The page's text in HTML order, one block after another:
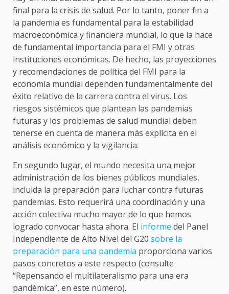
final para la crisis de salud. Por lo tanto, poner fin a
la pandemia es fundamental para la estabilidad
macroeconómica y financiera mundial, lo que la hace
de fundamental importancia para el FMI y otras
instituciones económicas. De hecho, las proyecciones
y recomendaciones de política del FMI para la
economía mundial dependen fundamentalmente del
éxito relativo de la carrera contra el virus. Los
riesgos sistémicos que plantean las pandemias
futuras y los problemas de salud mundial deben
tenerse en cuenta de manera más explícita en el
análisis económico y la vigilancia.
En segundo lugar, el mundo necesita una mejor
administración de los bienes públicos mundiales,
incluida la preparación para luchar contra futuras
pandemias. Esto requerirá una coordinación y una
acción colectiva mucho mayor de lo que hemos
logrado convocar hasta ahora. El informe del Panel
Independiente de Alto Nivel del G20 sobre la
preparación para una pandemia proporciona varios
pasos concretos a este respecto (consulte
“Repensando el multilateralismo para una era
pandémica”, en este número).